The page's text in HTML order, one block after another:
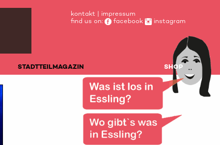
kontakt | impressum
find us on:
facebook instagram
STADTTEILMAGAZIN SHOP